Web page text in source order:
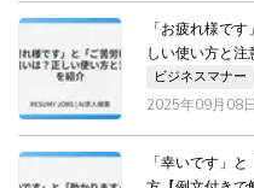
「お疲れ様で
しい使い方と注
ビジネスマナー
2025年09月08日
「幸いです」